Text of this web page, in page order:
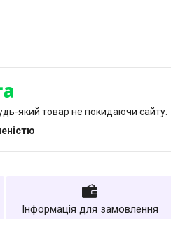
який товар не покидаючи сайту.
Інформація для замовлення